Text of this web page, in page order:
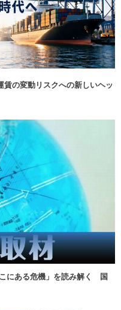
の変動リスクへの新しいヘッ
にある危機」を読み解く 国